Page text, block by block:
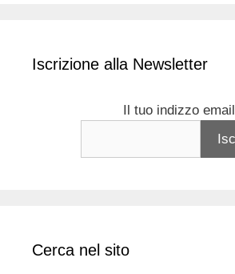
Iscrizione alla Newsletter
Il tuo indizzo email
Cerca nel sito